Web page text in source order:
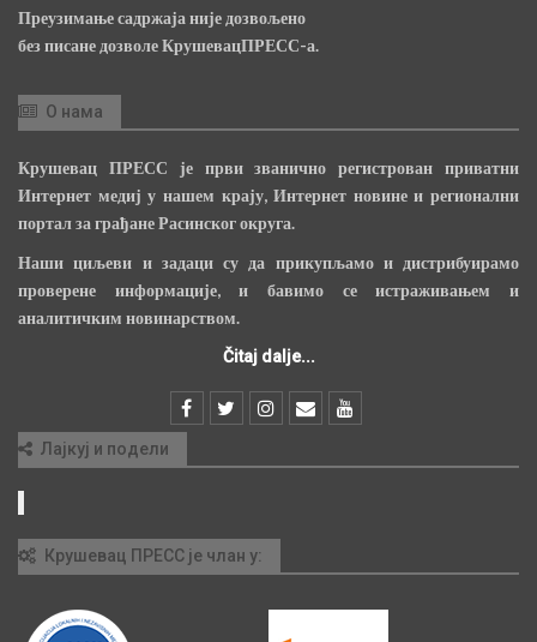
Преузимање садржаја није дозвољено
без писане дозволе КрушевацПРЕСС-а.
О нама
Крушевац ПРЕСС је први званично регистрован приватни
Интернет медиј у нашем крају, Интернет новине и регионални
портал за грађане Расинског округа.
Наши циљеви и задаци су да прикупљамо и дистрибуирамо
проверене информације, и бавимо се истраживањем и
аналитичким новинарством.
Čitaj dalje...
Лајкуј и подели
Крушевац ПРЕСС је члан у: